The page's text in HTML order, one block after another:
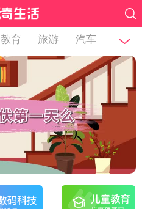
教育 旅游 汽车